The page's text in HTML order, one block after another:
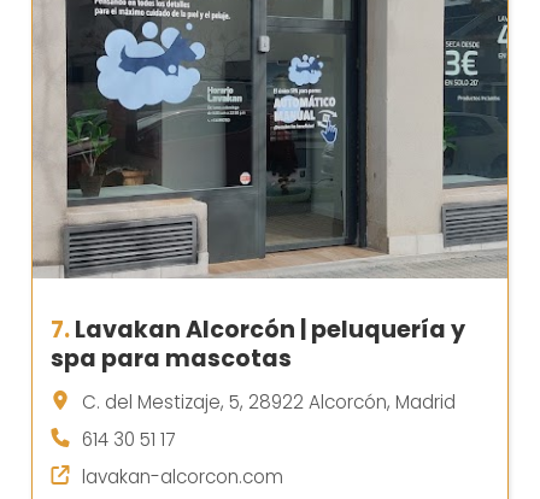
7.Lavakan Alcorcón | peluquería y
spa para mascotas
C. del Mestizaje, 5, 28922 Alcorcón, Madrid
614 30 51 17
lavakan-alcorcon.com